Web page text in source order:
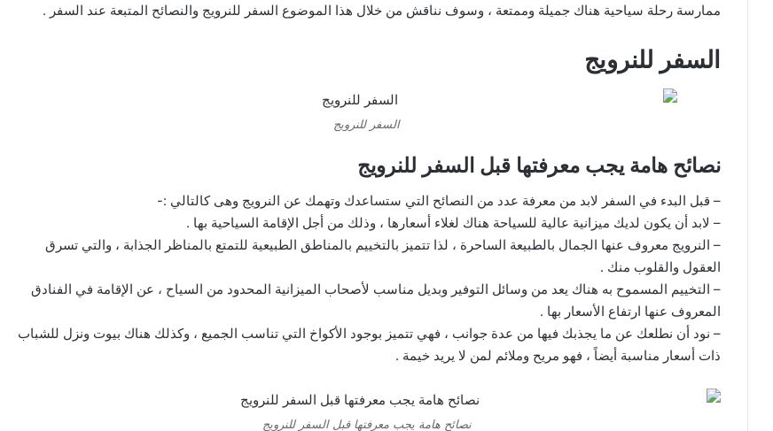
ممارسة رحلة سياحية هناك جميلة وممتعة ، وسوف نناقش من خلال هذا الموضوع السفر للنرويج والنصائح المتبعة عند السفر .
السفر للنرويج
السفر للنرويج
نصائح هامة يجب معرفتها قبل السفر للنرويج
– قبل البدء في السفر لابد من معرفة عدد من النصائح التي ستساعدك وتهمك عن النرويج وهى كالتالي :-
– لابد أن يكون لديك ميزانية عالية للسياحة هناك لغلاء أسعارها ، وذلك من أجل الإقامة السياحية بها .
– النرويج معروف عنها الجمال بالطبيعة الساحرة ، لذا تتميز بالتخييم بالمناطق الطبيعية للتمتع بالمناظر الجذابة ، والتي تسرق
العقول والقلوب منك .
– التخييم المسموح به هناك يعد من وسائل التوفير وبديل مناسب لأصحاب الميزانية المحدود من السياح ، عن الإقامة في الفنادق
المعروف عنها ارتفاع الأسعار بها .
– نود أن نطلعك عن ما يجذبك فيها من عدة جوانب ، فهي تتميز بوجود الأكواخ التي تناسب الجميع ، وكذلك هناك بيوت ونزل للشباب
ذات أسعار مناسبة أيضاً ، فهو مريح وملائم لمن لا يريد خيمة .
نصائح هامة يجب معرفتها قبل السفر للنرويج